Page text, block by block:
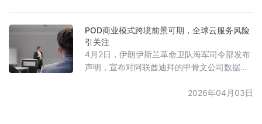
响，同时源于消费者对“错过优惠、库存售罄、
价格上涨”的担忧。约三分之一的消费者表示会
因担心商品缺货而立即下单，近一半的消费者
表示“限时折扣”会带
POD商业模式跨境前景可期，全球云服务风险
引关注
4月2日，伊朗伊斯兰革命卫队海军司令部发布
声明，宣布对阿联酋迪拜的甲骨文公司数据中
这是中东地区首次将关键数字基础设施明确列
2026年04月03日